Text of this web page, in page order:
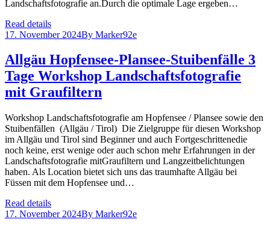
Landschaftsfotografie an.Durch die optimale Lage ergeben…
Read details
17. November 2024By Marker92e
Allgäu Hopfensee-Plansee-Stuibenfälle 3
Tage Workshop Landschaftsfotografie
mit Graufiltern
Workshop Landschaftsfotografie am Hopfensee / Plansee sowie den
Stuibenfällen (Allgäu / Tirol) Die Zielgruppe für diesen Workshop
im Allgäu und Tirol sind Beginner und auch Fortgeschrittenedie
noch keine, erst wenige oder auch schon mehr Erfahrungen in der
Landschaftsfotografie mitGraufiltern und Langzeitbelichtungen
haben. Als Location bietet sich uns das traumhafte Allgäu bei
Füssen mit dem Hopfensee und…
Read details
17. November 2024By Marker92e